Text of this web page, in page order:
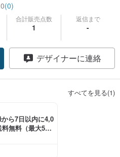
(0)
合計販売点数
1
返信まで
-
デザイナーに連絡
すべてを見る(1)
から7日以内に4,0
無料（最大500